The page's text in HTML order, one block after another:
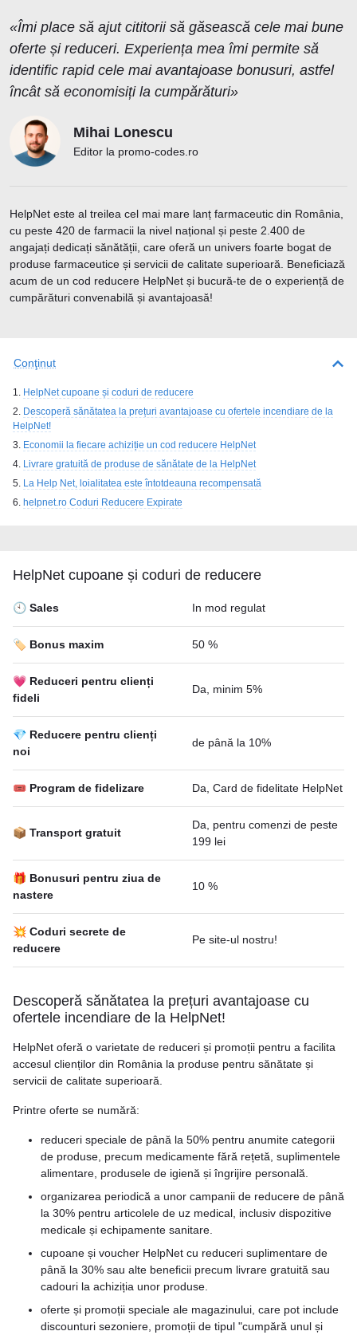
Conţinut
HelpNet cupoane și coduri de reducere
Descoperă sănătatea la prețuri avantajoase cu ofertele incendiare de la
HelpNet!
Economii la fiecare achiziție un cod reducere HelpNet
Livrare gratuită de produse de sănătate de la HelpNet
La Help Net, loialitatea este întotdeauna recompensată
helpnet.ro Coduri Reducere Expirate
HelpNet cupoane și coduri de reducere
🕙 Sales In mod regulat
🏷️ Bonus maxim 50 %
💗 Reduceri pentru clienți
fideli
Da, minim 5%
💎 Reducere pentru clienți
noi
de până la 10%
🎟 Program de fidelizare Da, Card de fidelitate HelpNet
📦 Transport gratuit
Da, pentru comenzi de peste
199 lei
🎁 Bonusuri pentru ziua de
nastere
10 %
💥 Coduri secrete de
reducere
Pe site-ul nostru!
Descoperă sănătatea la prețuri avantajoase cu
ofertele incendiare de la HelpNet!
HelpNet oferă o varietate de reduceri și promoții pentru a facilita
accesul clienților din România la produse pentru sănătate și
servicii de calitate superioară.
Printre oferte se numără:
reduceri speciale de până la 50% pentru anumite categorii
de produse, precum medicamente fără rețetă, suplimentele
alimentare, produsele de igienă și îngrijire personală.
organizarea periodică a unor campanii de reducere de până
la 30% pentru articolele de uz medical, inclusiv dispozitive
medicale și echipamente sanitare.
cupoane și voucher HelpNet cu reduceri suplimentare de
până la 30% sau alte beneficii precum livrare gratuită sau
cadouri la achiziția unor produse.
oferte și promoții speciale ale magazinului, care pot include
discounturi sezoniere, promoții de tipul "cumpără unul și
«Îmi place să ajut cititorii să găsească cele mai bune
oferte și reduceri. Experiența mea îmi permite să
identific rapid cele mai avantajoase bonusuri, astfel
încât să economisiți la cumpărături»
Mihai Lonescu
Editor la promo-codes.ro
HelpNet este al treilea cel mai mare lanț farmaceutic din România,
cu peste 420 de farmacii la nivel național și peste 2.400 de
angajați dedicați sănătății, care oferă un univers foarte bogat de
produse farmaceutice și servicii de calitate superioară. Beneficiază
acum de un cod reducere HelpNet și bucură-te de o experiență de
cumpărături convenabilă și avantajoasă!